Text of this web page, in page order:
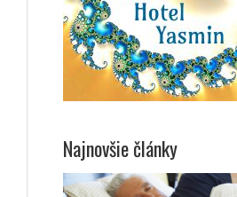
Najnovšie články